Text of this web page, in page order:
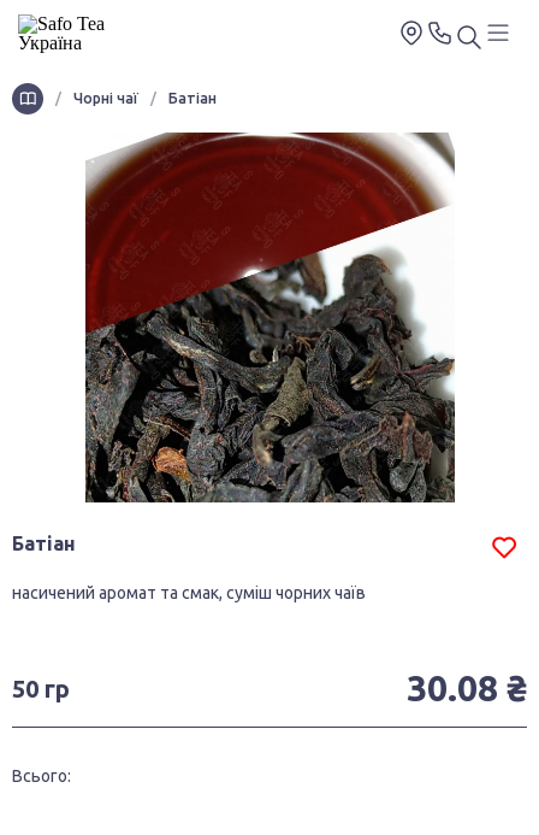
/ Чорні чаї / Батіан
Батіан
насичений аромат та смак, суміш чорних чаїв
50 гр 30.08 ₴
Всього: